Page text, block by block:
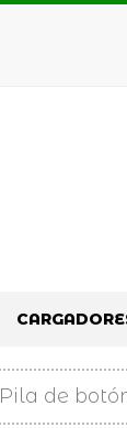
Pila de